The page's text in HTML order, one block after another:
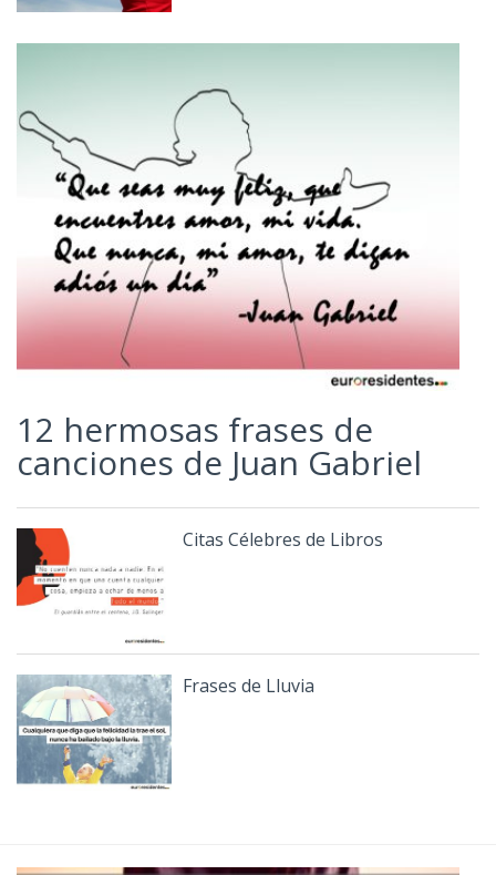
12 hermosas frases de
canciones de Juan Gabriel
Citas Célebres de Libros
Frases de Lluvia